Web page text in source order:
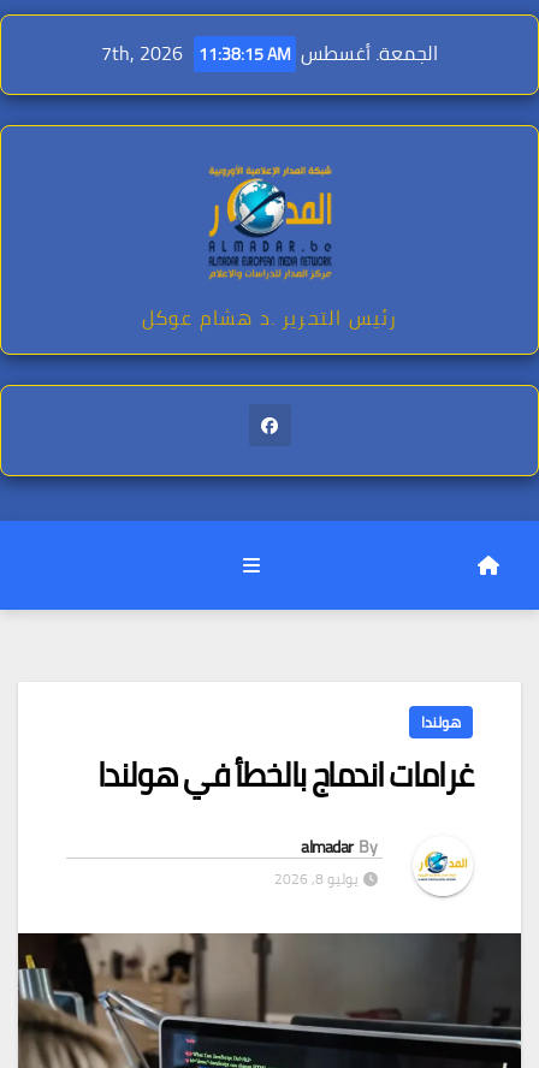
Skip
content
الجمعة. أغسطس 7th, 2026 11:38:17 AM
رئيس التحرير .د هشام عوكل
هولندا
غرامات اندماج بالخطأ في هولندا
By
almadar
يوليو 8, 2026